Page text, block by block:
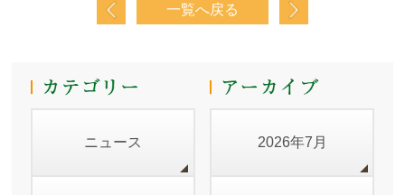
一覧へ戻る
ニュース 2026年7月